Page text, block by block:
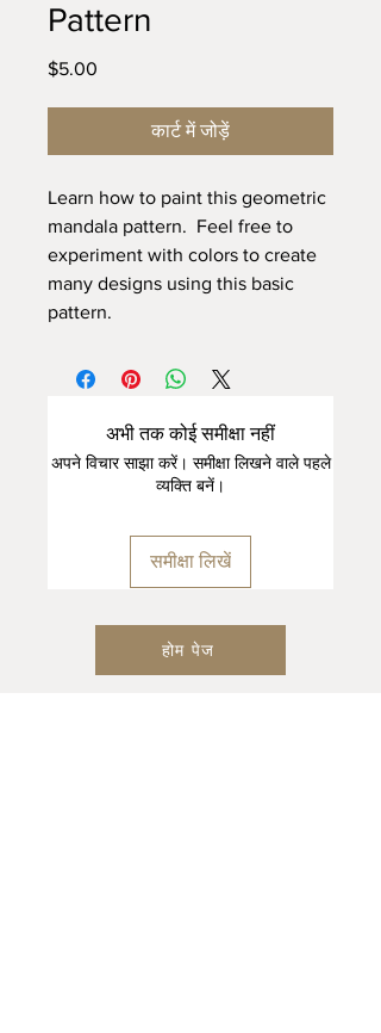
Pattern
$5.00
कार्ट में जोड़ें
Learn how to paint this geometric
mandala pattern. Feel free to
experiment with colors to create
many designs using this basic
pattern.
अभी तक कोई समीक्षा नहीं
अपने विचार साझा करें। समीक्षा लिखने वाले पहले
व्यक्ति बनें।
समीक्षा लिखें
होम पेज